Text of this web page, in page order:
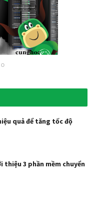
quả để tăng tốc độ
thiệu 3 phần mềm chuyển